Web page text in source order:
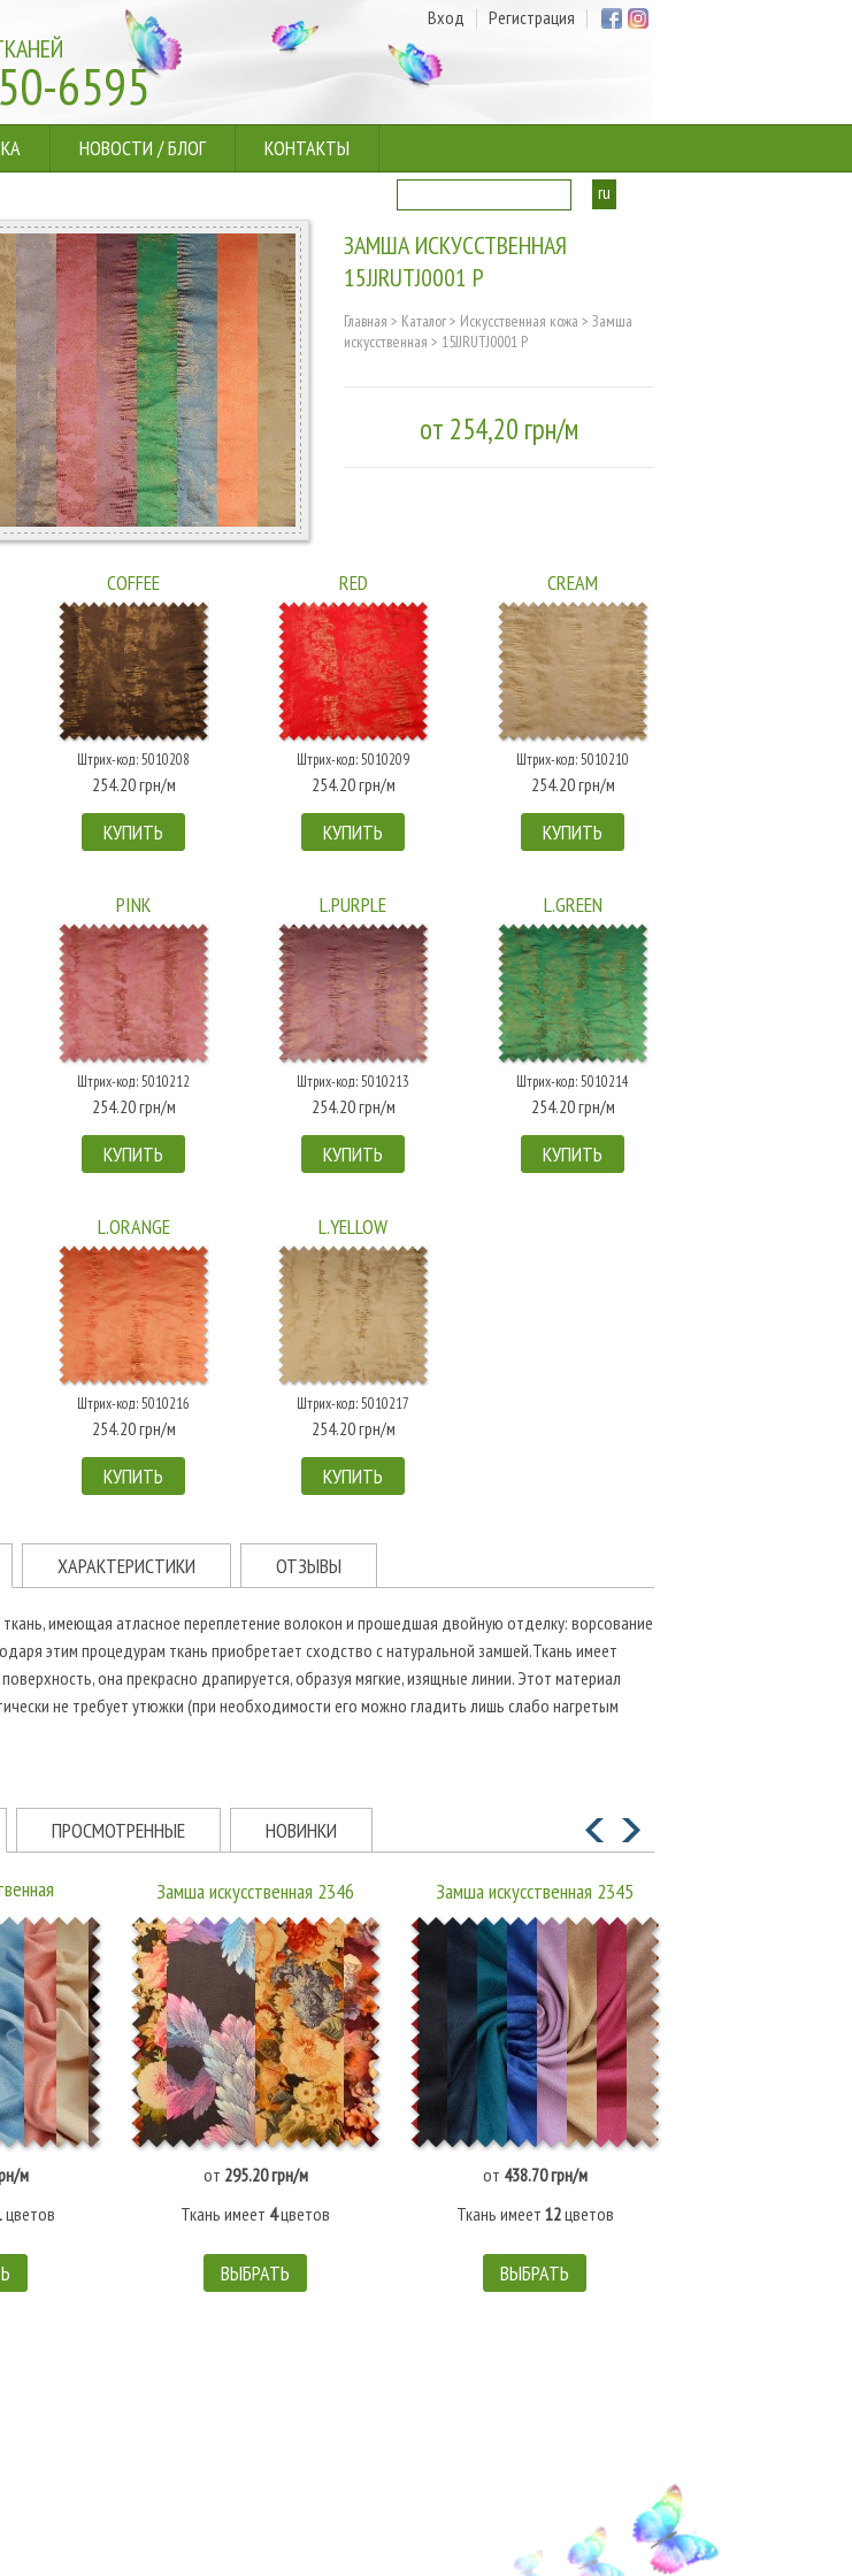
6595
Вход Регистрация
НОВОСТИ /БЛОГ КОНТАКТЫ
ru
ЗАМША ИСКУССТВЕННАЯ
15JJRUTJ0001 P
Главная > Каталог> Искусственная кожа > Замша
искусственная > 15JJRUTJ0001 P
от 254,20 грн/м
COFFEE
Штрих-код: 5010208
254.20 грн/м
КУПИТЬ
RED
Штрих-код: 5010209
254.20 грн/м
КУПИТЬ
CREAM
Штрих-код: 5010210
254.20 грн/м
КУПИТЬ
PINK
Штрих-код: 5010212
254.20 грн/м
КУПИТЬ
L.PURPLE
Штрих-код: 5010213
254.20 грн/м
КУПИТЬ
L.GREEN
Штрих-код: 5010214
254.20 грн/м
КУПИТЬ
L.ORANGE
Штрих-код: 5010216
254.20 грн/м
КУПИТЬ
L.YELLOW
Штрих-код: 5010217
254.20 грн/м
КУПИТЬ
ХАРАКТЕРИСТИКИ ОТЗЫВЫ
имеющая атласное переплетение волокон и прошедшая двойную отделку: ворсование
этим процедурам ткань приобретает сходство с натуральной замшей.Ткань имеет
она прекрасно драпируется, образуя мягкие, изящные линии. Этот материал
не требует утюжки (при необходимости его можно гладить лишь слабо нагретым
ПРОСМОТРЕННЫЕ НОВИНКИ
м
цветов
Замша искусственная 2346
от 295.20 грн/м
Ткань имеет 4цветов
ВЫБРАТЬ
Замша искусственная 2345
от 438.70 грн/м
Ткань имеет 12цветов
ВЫБРАТЬ